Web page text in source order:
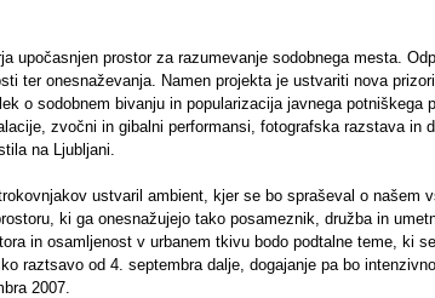
upočasnjen prostor za razumevanje sodobnega mesta.
ter onesnaževanja. Namen projekta je ustvariti nova
o sodobnem bivanju in popularizacija javnega potniškega
zvočni in gibalni performansi, fotografska razstava in
na Ljubljani.
ustvaril ambient, kjer se bo spraševal o našem
ki ga onesnažujejo tako posameznik, družba in
in osamljenost v urbanem tkivu bodo podtalne teme, ki
raztsavo od 4. septembra dalje, dogajanje pa bo
2007.